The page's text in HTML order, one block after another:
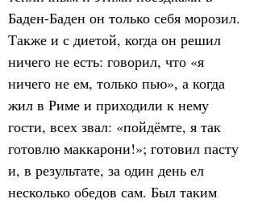
Баден-Баден он только себя морозил.
Также и с диетой, когда он решил
ничего не есть: говорил, что «я
ничего не ем, только пью», а когда
жил в Риме и приходили к нему
гости, всех звал: «пойдёмте, я так
готовлю маккарони!»; готовил пасту
и, в результате, за один день ел
несколько обедов сам. Был таким